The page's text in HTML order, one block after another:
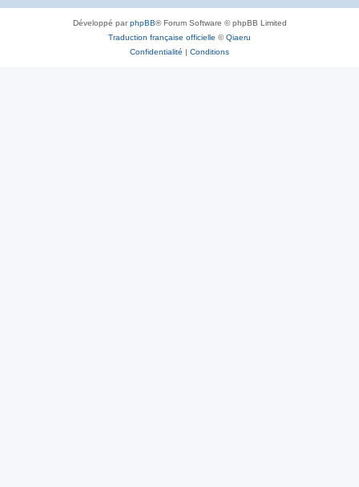
Développé parphpBB® Forum Software © phpBB Limited
Traduction française officielle ©Qiaeru
Confidentialité | Conditions